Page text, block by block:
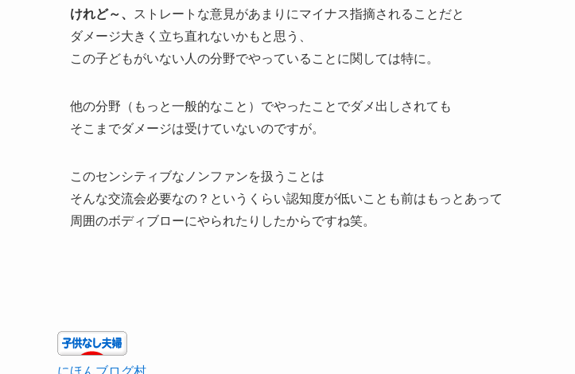
けれど～、
ストレートな意見があまりにマイナス指摘されることだと
ダメージ大きく立ち直れないかもと思う、
この子どもがいない人の分野でやっていることに関しては特に。
他の分野（もっと一般的なこと）でやったことでダメ出しされても
そこまでダメージは受けていないのですが。
このセンシティブなノンファンを扱うことは
そんな交流会必要なの？というくらい認知度が低いことも前はもっとあって
周囲のボディブローにやられたりしたからですね笑。
にほんブログ村